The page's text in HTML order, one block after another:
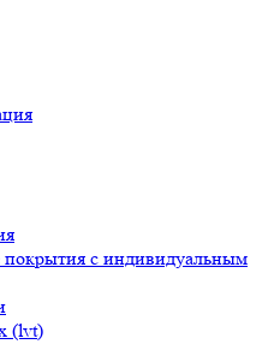
с индивидуальным
(lvt)